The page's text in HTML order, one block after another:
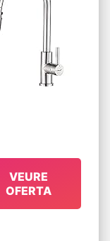
VEURE
OFERTA